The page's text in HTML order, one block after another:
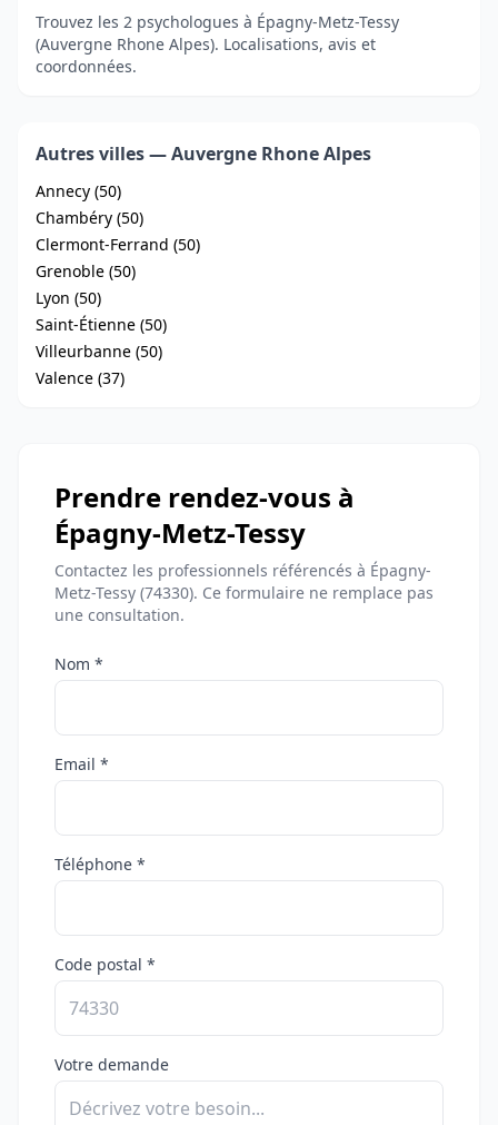
Trouvez les 2 psychologues à Épagny-Metz-Tessy
(Auvergne Rhone Alpes). Localisations, avis et
coordonnées.
Autres villes — Auvergne Rhone Alpes
Annecy (50)
Chambéry (50)
Clermont-Ferrand (50)
Grenoble (50)
Lyon (50)
Saint-Étienne (50)
Villeurbanne (50)
Valence (37)
Prendre rendez-vous à
Épagny-Metz-Tessy
Contactez les professionnels référencés à Épagny-
Metz-Tessy (74330). Ce formulaire ne remplace pas
une consultation.
Nom *
Email *
Téléphone *
Code postal *
Votre demande